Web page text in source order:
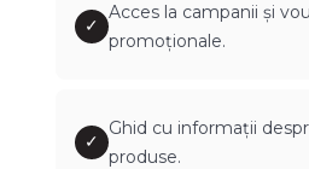
✓
Acces la campanii și
promoționale.
✓
Ghid cu informații
produse.